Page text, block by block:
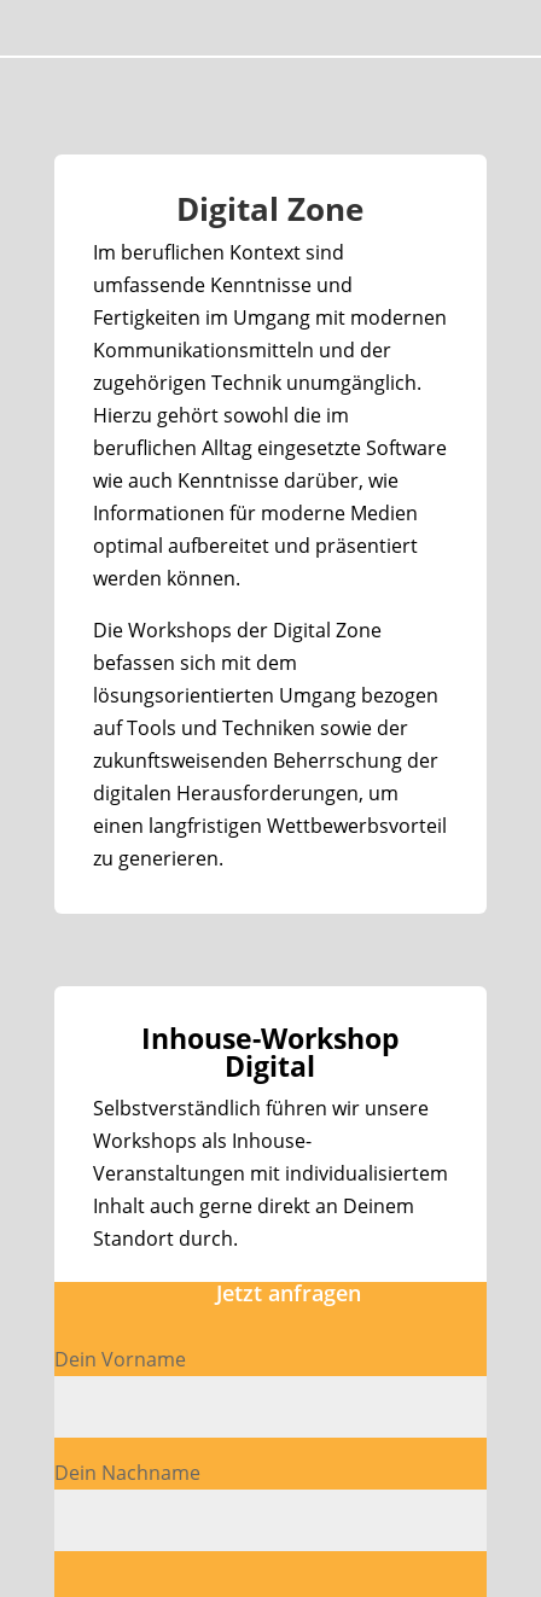
Digital Zone
Im beruflichen Kontext sind
umfassende Kenntnisse und
Fertigkeiten im Umgang mit modernen
Kommunikationsmitteln und der
zugehörigen Technik unumgänglich.
Hierzu gehört sowohl die im
beruflichen Alltag eingesetzte Software
wie auch Kenntnisse darüber, wie
Informationen für moderne Medien
optimal aufbereitet und präsentiert
werden können.
Die Workshops der Digital Zone
befassen sich mit dem
lösungsorientierten Umgang bezogen
auf Tools und Techniken sowie der
zukunftsweisenden Beherrschung der
digitalen Herausforderungen, um
einen langfristigen Wettbewerbsvorteil
zu generieren.
Inhouse-Workshop
Digital
Selbstverständlich führen wir unsere
Workshops als Inhouse-
Veranstaltungen mit individualisiertem
Inhalt auch gerne direkt an Deinem
Standort durch.
Jetzt anfragen
Dein Vorname
Dein Nachname